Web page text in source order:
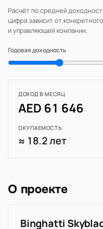
Расчёт по средней
цифра зависит от
и управляющей компании.
Годовая доходность
ДОХОД В МЕСЯЦ
AED 61 646
ОКУПАЕМОСТЬ
≈ 18.2 лет
О проекте
Binghatti